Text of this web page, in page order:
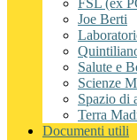
FSL (ex
Joe Berti
Salute e
Scienze
Spazio di
Terra
Documenti utili